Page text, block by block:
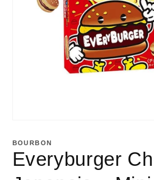
média
1
dans
une
fenêtre
BOURBON
Everyburger